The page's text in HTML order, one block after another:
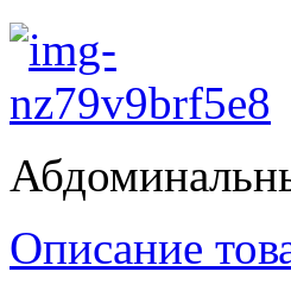
Описание